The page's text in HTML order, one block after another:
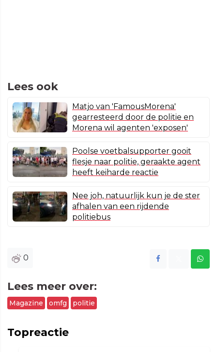
Lees ook
Matjo van 'FamousMorena'
gearresteerd door de politie en
Morena wil agenten 'exposen'
Poolse voetbalsupporter gooit
flesje naar politie, geraakte agent
heeft keiharde reactie
Nee joh, natuurlijk kun je de ster
afhalen van een rijdende
politiebus
0
Lees meer over:
Magazine omfg politie
Topreactie